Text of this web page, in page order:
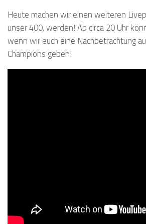
Heute machen wir einen weiteren
unser 400. werden! Ab circa 20 Uhr
wenn wir euch eine Nachbetrachtung
Champions geben!